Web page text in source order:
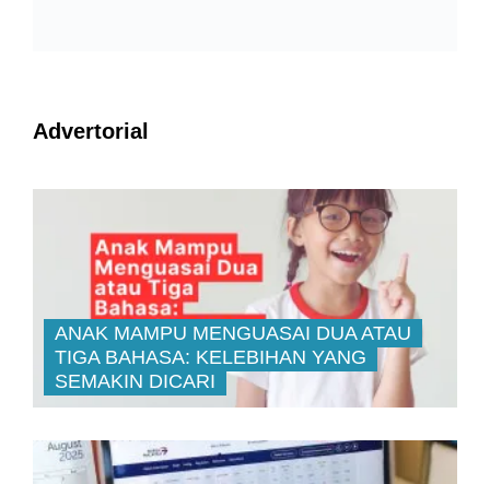
Advertorial
ANAK MAMPU MENGUASAI DUA ATAU
TIGA BAHASA: KELEBIHAN YANG
SEMAKIN DICARI